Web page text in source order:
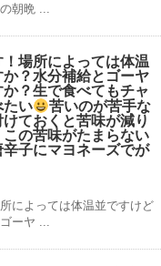
朝晩 ...
場所によっては体温
？水分補給とゴーヤ
？生で食べてもチャ
たい
苦いのが苦手な
ておくと苦味が減り
の苦味がたまらない
子にマヨネーズでが
によっては体温並ですけど
ーヤ ...